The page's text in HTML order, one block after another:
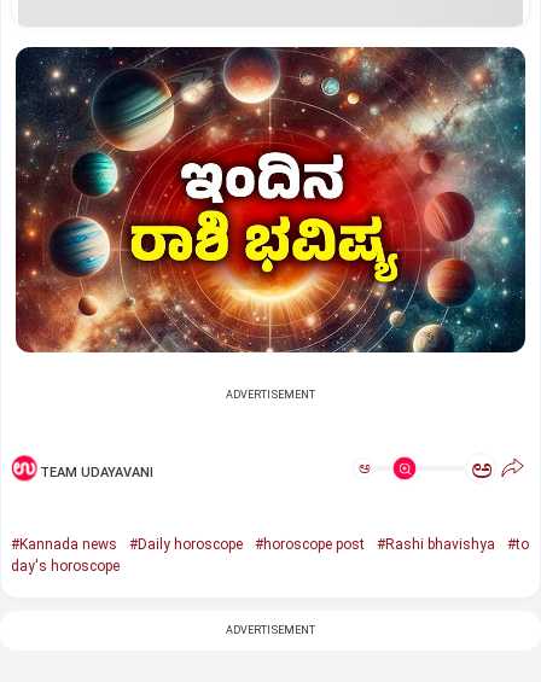
ADVERTISEMENT
TEAM UDAYAVANI ಅ ಅ
#Kannada news #Daily horoscope #horoscope post #Rashi bhavishya
#to
day's horoscope
ADVERTISEMENT